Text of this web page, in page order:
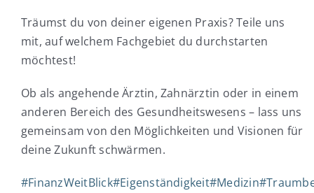
Träumst du von deiner eigenen Praxis? Teile uns
mit, auf welchem Fachgebiet du durchstarten
möchtest!
Ob als angehende Ärztin, Zahnärztin oder in einem
anderen Bereich des Gesundheitswesens – lass uns
gemeinsam von den Möglichkeiten und Visionen für
deine Zukunft schwärmen.
#FinanzWeitBlick#Eigenständigkeit#Medizin